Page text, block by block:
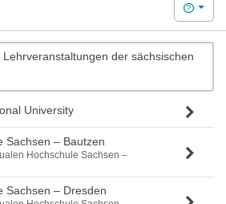
Hilfe
der sächsischen
University
Sachsen – Bautzen
Hochschule Sachsen –
Sachsen – Dresden